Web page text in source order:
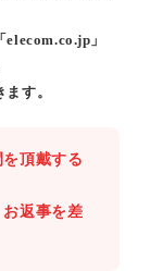
」
す。
頂戴する
返事を差